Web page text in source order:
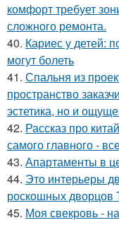
комфорт требует
сложного ремонта.
40. Кариес у детей:
могут болеть
41. Спальня из
пространство
эстетика, но и
42. Рассказ про
самого главного -
43. Апартаменты в
44. Это интерьеры
роскошных дворцов
45. Моя свекровь -